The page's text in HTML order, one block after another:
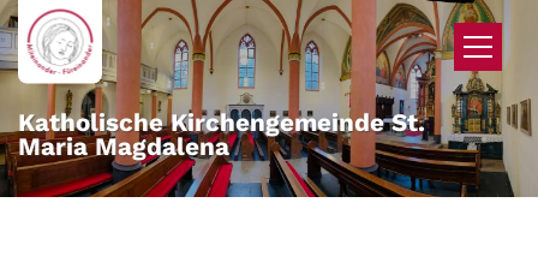
Zum Inhalt springen
Katholische Kirchengemeinde St.
Maria Magdalena